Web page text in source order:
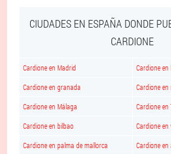
CIUDADES EN ESPAÑA DONDE
CARDIONE
Cardione en Madrid Cardione en
Cardione en granada Cardione en
Cardione en Málaga Cardione en
Cardione en bilbao Cardione en
Cardione en palma de mallorca Cardione en